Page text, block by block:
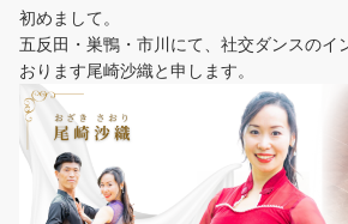
初めまして。
五反田・巣鴨・市川にて、社交ダンスのイ
おります尾崎沙織と申します。